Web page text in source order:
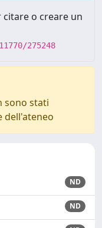
o creare un
275248
sono stati
dell'ateneo
ND
ND